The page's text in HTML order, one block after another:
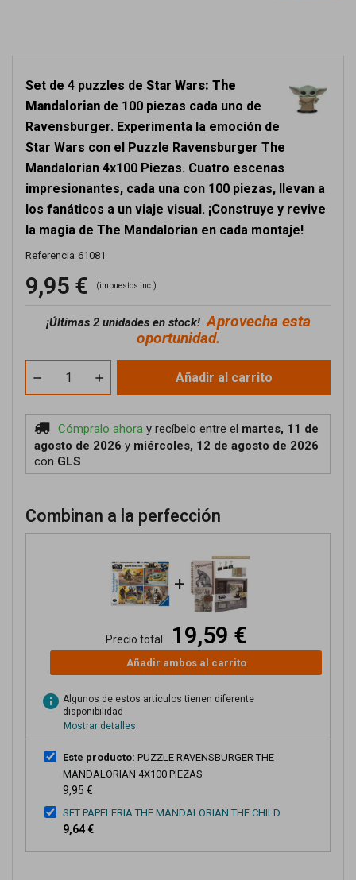
Set de 4 puzzles de Star Wars: The
Mandalorian de 100 piezas cada uno de
Ravensburger. Experimenta la emoción de
Star Wars con el Puzzle Ravensburger The
Mandalorian 4x100 Piezas. Cuatro escenas
impresionantes, cada una con 100 piezas, llevan a
los fanáticos a un viaje visual. ¡Construye y revive
la magia de The Mandalorian en cada montaje!
Referencia 61081
9,95 € (impuestos inc.)
¡Últimas 2 unidades en stock!Aprovecha esta
oportunidad.
Añadir al carrito
Cómpralo ahora y recíbelo entre el martes, 11 de
agosto de 2026 y miércoles, 12 de agosto de 2026
con GLS
Combinan a la perfección
+
Precio total: 19,59 €
Añadir ambos al carrito
info Algunos de estos artículos tienen diferente
disponibilidad
Mostrar detalles
Este producto: PUZZLE RAVENSBURGER THE
MANDALORIAN 4X100 PIEZAS
9,95 €
SET PAPELERIA THE MANDALORIAN THE CHILD
9,64 €